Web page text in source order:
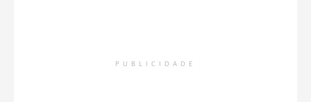
PUBLICIDADE